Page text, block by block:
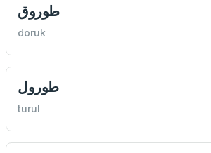
طوروق
doruk
طورول
turul